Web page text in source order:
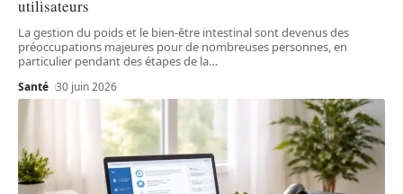
utilisateurs
La gestion du poids et le bien-être intestinal sont devenus des
préoccupations majeures pour de nombreuses personnes, en
particulier pendant des étapes de la…
Santé 30 juin 2026